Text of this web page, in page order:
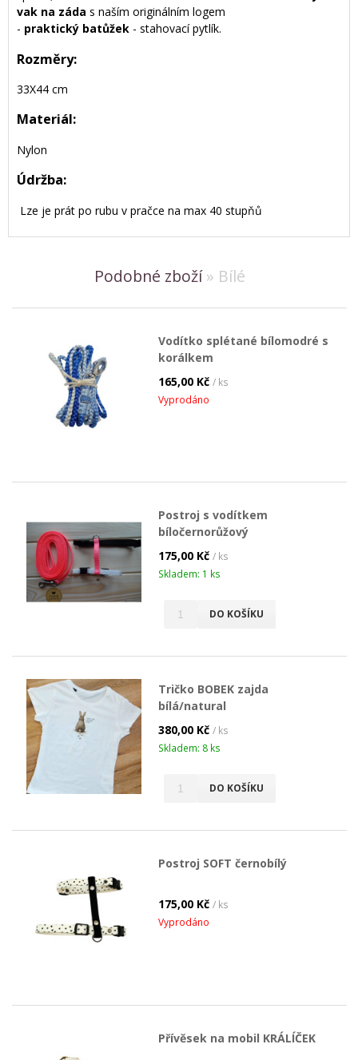
vak na záda s naším originálním logem
- praktický batůžek - stahovací pytlík.
Rozměry:
33X44 cm
Materiál:
Nylon
Údržba:
Lze je prát po rubu v pračce na max 40 stupňů
Podobné zboží» Bílé
Vodítko splétané bílomodré s
korálkem
165,00 Kč / ks
Vyprodáno
Postroj s vodítkem
bíločernorůžový
175,00 Kč / ks
Skladem: 1 ks
DO KOŠÍKU
Tričko BOBEK zajda
bílá/natural
380,00 Kč / ks
Skladem: 8 ks
DO KOŠÍKU
Postroj SOFT černobílý
175,00 Kč / ks
Vyprodáno
Přívěsek na mobil KRÁLÍČEK